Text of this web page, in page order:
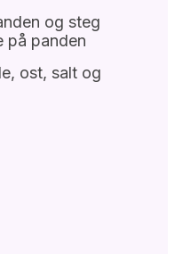
og steg
på panden
ost, salt og